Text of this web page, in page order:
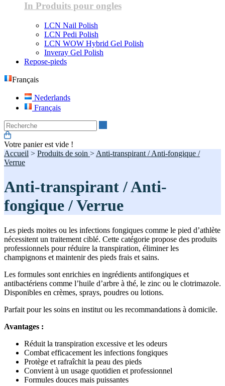
In Produits pour ongles
LCN Nail Polish
LCN Pedi Polish
LCN WOW Hybrid Gel Polish
Inveray Gel Polish
Repose-pieds
Français
Nederlands
Français
Votre panier est vide !
Accueil > Produits de soin > Anti-transpirant / Anti-fongique /
Verrue
Anti-transpirant / Anti-
fongique / Verrue
Les pieds moites ou les infections fongiques comme le pied d’athlète
nécessitent un traitement ciblé. Cette catégorie propose des produits
professionnels pour réduire la transpiration, éliminer les
champignons et maintenir des pieds frais et sains.
Les formules sont enrichies en ingrédients antifongiques et
antibactériens comme l’huile d’arbre à thé, le zinc ou le clotrimazole.
Disponibles en crèmes, sprays, poudres ou lotions.
Parfait pour les soins en institut ou les recommandations à domicile.
Avantages :
Réduit la transpiration excessive et les odeurs
Combat efficacement les infections fongiques
Protège et rafraîchit la peau des pieds
Convient à un usage quotidien et professionnel
Formules douces mais puissantes